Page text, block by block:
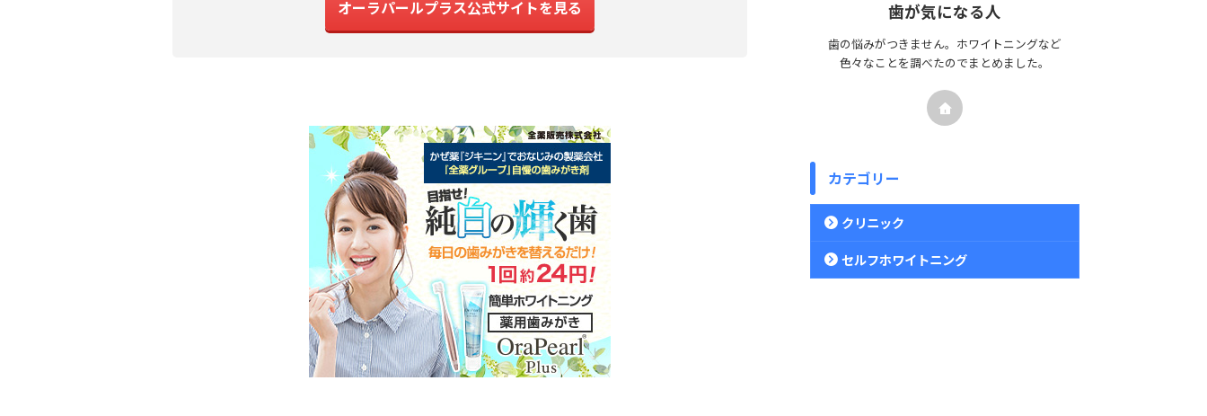
オーラパールプラス公式サイトを見る 歯が気になる人
歯の悩みがつきません。ホワイトニングなど
色々なことを調べたのでまとめました。
カテゴリー
クリニック
セルフホワイトニング